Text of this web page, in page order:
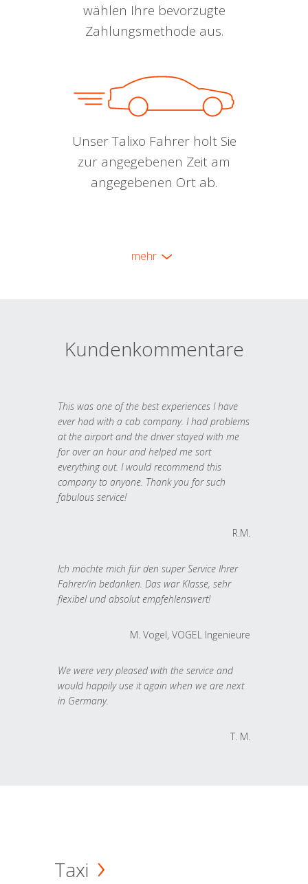
wählen Ihre bevorzugte
Zahlungsmethode aus.
Unser Talixo Fahrer holt Sie
zur angegebenen Zeit am
angegebenen Ort ab.
mehr
Kundenkommentare
This was one of the best experiences I have
ever had with a cab company. I had problems
at the airport and the driver stayed with me
for over an hour and helped me sort
everything out. I would recommend this
company to anyone. Thank you for such
fabulous service!
R.M.
Ich möchte mich für den super Service Ihrer
Fahrer/in bedanken. Das war Klasse, sehr
flexibel und absolut empfehlenswert!
M. Vogel, VOGEL Ingenieure
We were very pleased with the service and
would happily use it again when we are next
in Germany.
T. M.
Taxi